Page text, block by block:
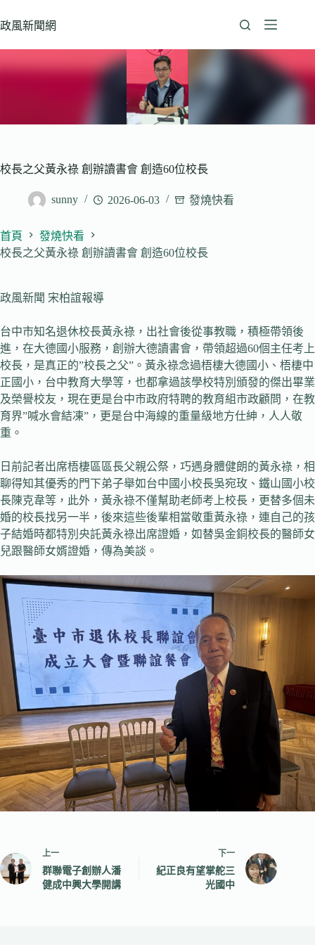
至
政風新聞網
校長之父黃永祿 創辦讀書會 創造60位校長
sunny 2026-06-03 發燒快看
首頁
發燒快看
校長之父黃永祿 創辦讀書會 創造60位校長
政風新聞 宋柏誼報導
台中市知名退休校長黃永祿，出社會後從事教職，積極帶領後
進，在大德國小服務，創辦大德讀書會，帶領超過60個主任考上
校長，是真正的”校長之父”。黃永祿念過梧棲大德國小、梧棲中
正國小，台中教育大學等，也都拿過該學校特別頒發的傑出畢業
及榮譽校友，現在更是台中市政府特聘的教育組市政顧問，在教
育界”喊水會結凍”，更是台中海線的重量級地方仕紳，人人敬
重。
日前記者出席梧棲區區長父親公祭，巧遇身體健朗的黃永祿，相
聊得知其優秀的門下弟子舉如台中國小校長吳宛玫、鐵山國小校
長陳克韋等，此外，黃永祿不僅幫助老師考上校長，更替多個未
婚的校長找另一半，後來這些後輩相當敬重黃永祿，連自己的孩
子結婚時都特別央託黃永祿出席證婚，如替吳金銅校長的醫師女
兒跟醫師女婿證婚，傳為美談。
上一
群聯電子創辦人潘
健成中興大學開講
下一
紀正良有望掌舵三
光國中